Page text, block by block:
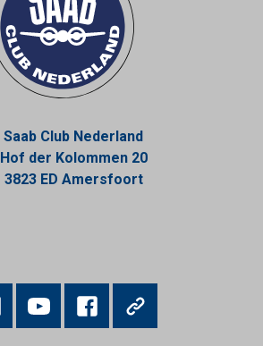
Saab Club Nederland
Hof der Kolommen 20
3823 ED Amersfoort